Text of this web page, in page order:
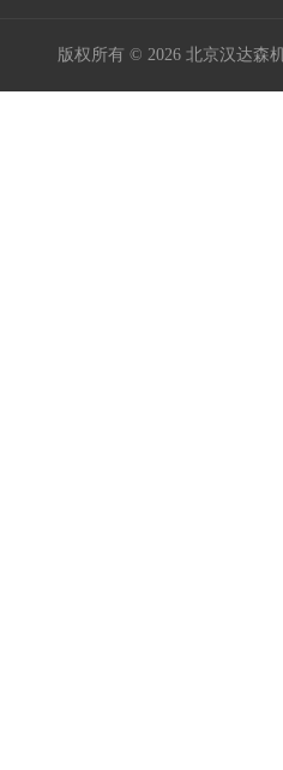
版权所有 © 2026 北京汉达